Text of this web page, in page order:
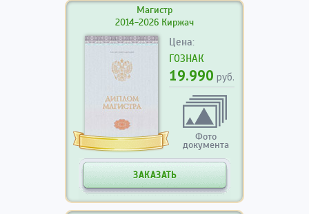
Магистр
2014-2026 Киржач
Цена:
ГОЗНАК
19.990 руб.
Фото
документа
ЗАКАЗАТЬ